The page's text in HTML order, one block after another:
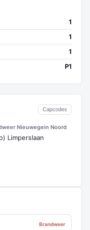
Capcodes
Nieuwegein Noord
Limperslaan
Brandweer
1
1
1
P1